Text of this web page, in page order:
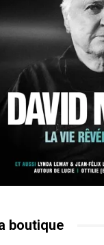
boutique